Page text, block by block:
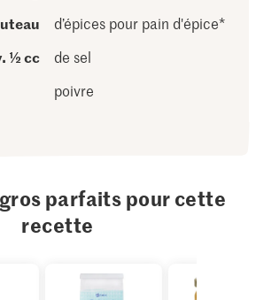
d’épices pour pain d'épice*
½ cc
de sel
poivre
parfaits pour cette
recette